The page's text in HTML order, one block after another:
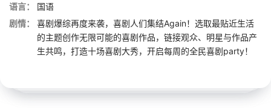
语言：
国语
剧情：
喜剧爆综再度来袭，喜剧人们集结Again！选取最贴近生活
的主题创作无限可能的喜剧作品，链接观众、明星与作品产
生共鸣，打造十场喜剧大秀，开启每周的全民喜剧party！